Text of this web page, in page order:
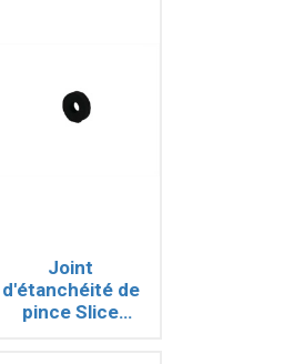
Joint
d'étanchéité de
pince Slice